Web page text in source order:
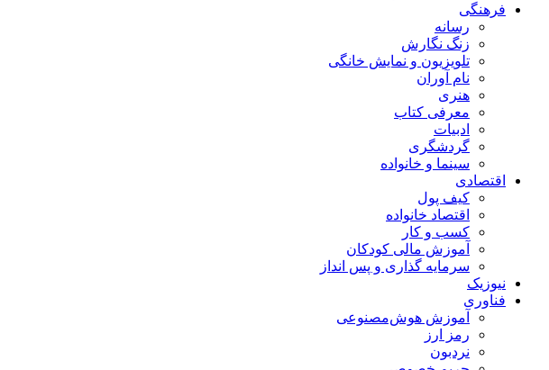
فرهنگی
رسانه
زنگ نگارش
تلویزیون و نمایش خانگی
نام آوران
هنری
معرفی کتاب
ادبیات
گردشگری
سینما و خانواده
اقتصادی
کیف پول
اقتصاد خانواده
کسب و کار
آموزش مالی کودکان
سرمایه گذاری و پس انداز
نیوزیک
فناوری
آموزش هوش‌مصنوعی
رمز ارز
نردبون